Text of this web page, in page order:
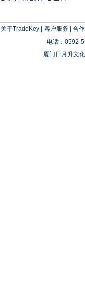
关于TradeKey| 客户服务| 合
电话：0592-
厦门日月升文